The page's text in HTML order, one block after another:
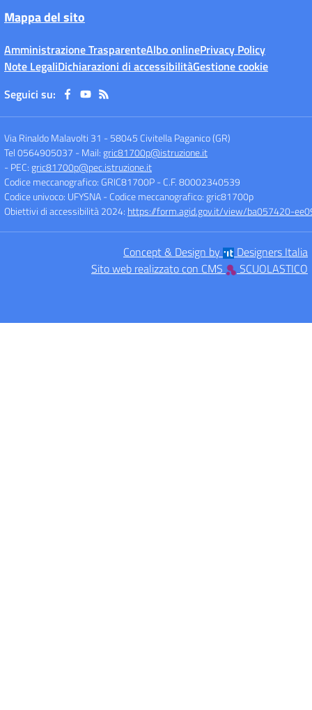
Mappa del sito
Amministrazione TrasparenteAlbo onlinePrivacy Policy
Note LegaliDichiarazioni di accessibilitàGestione cookie
Seguici su:
Via Rinaldo Malavolti 31 - 58045 Civitella Paganico (GR)
Tel 0564905037 - Mail:gric81700p@istruzione.it
- PEC:gric81700p@pec.istruzione.it
Codice meccanografico: GRIC81700P- C.F. 80002340539
Codice univoco: UFYSNA- Codice meccanografico: gric81700p
Obiettivi di accessibilità 2024: https://form.agid.gov.it/view/ba057420-
Concept & Design by
Designers Italia
Sito web realizzato con CMS
SCUOLASTICO